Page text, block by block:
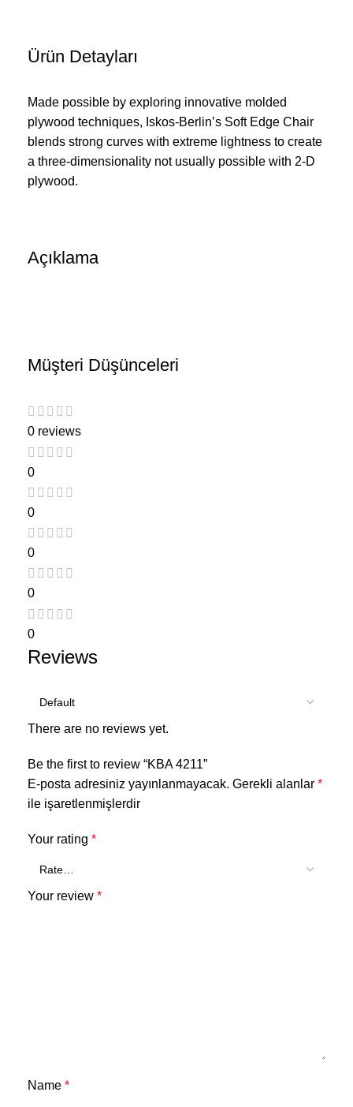
Ürün Detayları
Made possible by exploring innovative molded
plywood techniques, Iskos-Berlin’s Soft Edge Chair
blends strong curves with extreme lightness to create
a three-dimensionality not usually possible with 2-D
plywood.
Açıklama
Müşteri Düşünceleri
0 reviews
0
0
0
0
0
Reviews
There are no reviews yet.
Be the first to review “KBA 4211”
E-posta adresiniz yayınlanmayacak. Gerekli alanlar *
ile işaretlenmişlerdir
Your rating *
Your review *
Name *